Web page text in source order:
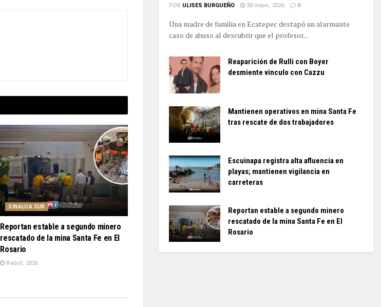
SINALOA SUR
Reportan estable a segundo minero
rescatado de la mina Santa Fe en El
Rosario
8 abril, 2026
POR ULISES BURGUEÑO 30 mayo, 2026 0
Una madre de familia en Ecatepec destapó un alarmante
caso de abuso al descubrir que el profesor...
Reaparición de Rulli con Boyer
desmiente vínculo con Cazzu
Mantienen operativos en mina Santa Fe
tras rescate de dos trabajadores
Escuinapa registra alta afluencia en
playas; mantienen vigilancia en
carreteras
Reportan estable a segundo minero
rescatado de la mina Santa Fe en El
Rosario